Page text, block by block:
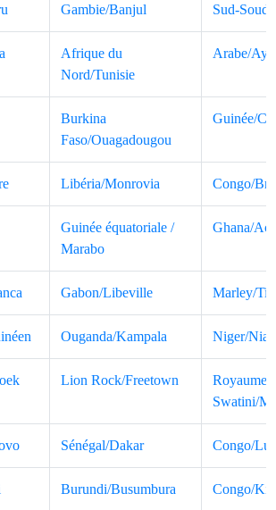
Gambie/Banjul Sud-
Afrique du
Nord/Tunisie
Arabe/
Burkina
Faso/Ouagadougou
Guinée/
Libéria/Monrovia Congo/
Guinée équatoriale /
Marabo
Ghana/
Gabon/Libeville Marley/
Ouganda/Kampala Niger/
Lion Rock/Freetown
Royaume
Swatini/
Sénégal/Dakar Congo/
Burundi/Busumbura Congo/